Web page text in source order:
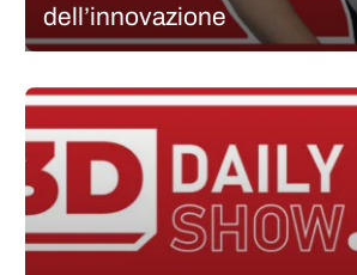
dell’innovazione
darvi un’altra opportunità di seguire con
grande fiera internazionale per la
seconda giornata ha battuto i record in
CONTINUA A LEGGERE